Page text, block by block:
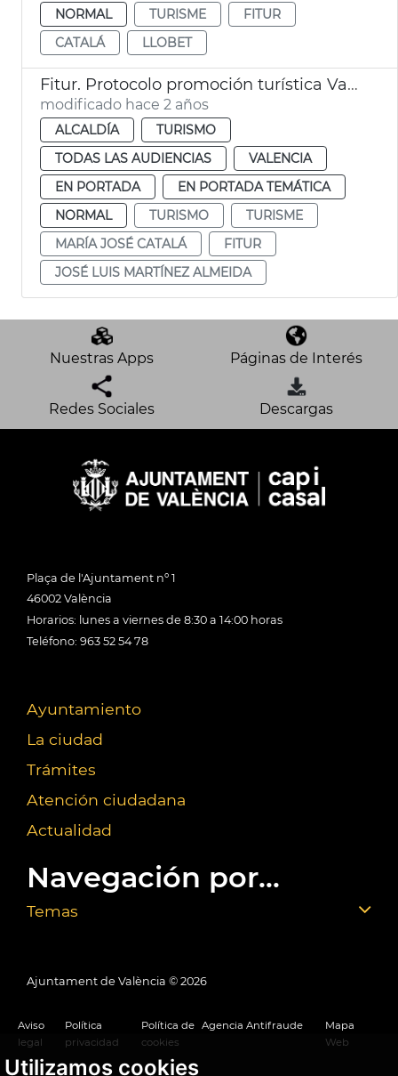
Utilizamos cookies
NORMAL
TURISME
FITUR
CATALÁ
LLOBET
Fitur. Protocolo promoción turística Valencia-Madrid
modificado hace 2 años
ALCALDÍA
TURISMO
TODAS LAS AUDIENCIAS
VALENCIA
EN PORTADA
EN PORTADA TEMÁTICA
NORMAL
TURISMO
TURISME
MARÍA JOSÉ CATALÁ
FITUR
JOSÉ LUIS MARTÍNEZ ALMEIDA
Nuestras Apps Páginas de Interés
Redes Sociales Descargas
Plaça de l'Ajuntament nº 1
46002 València
Horarios: lunes a viernes de 8:30 a 14:00 horas
Teléfono: 963 52 54 78
Ayuntamiento
La ciudad
Trámites
Atención ciudadana
Actualidad
Navegación por...
Temas
Ajuntament de València © 2026
Aviso
legal
Política
privacidad
Política de
cookies
Agencia Antifraude
Mapa
Web